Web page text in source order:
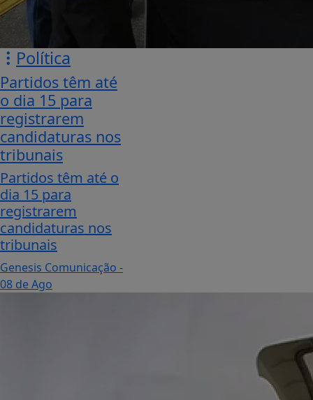
Política
Partidos têm até
o dia 15 para
registrarem
candidaturas nos
tribunais
Partidos têm até o
dia 15 para
registrarem
candidaturas nos
tribunais
Genesis Comunicação -
08 de Ago